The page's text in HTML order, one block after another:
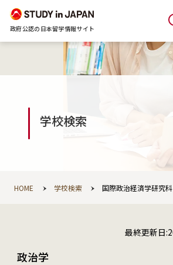
政府公認の日本留学情報サイト
学校検索
HOME 学校検索 国際政治経済学研究
最終更新日
政治学